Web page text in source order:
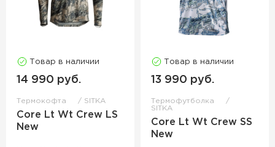
Товар в наличии
14 990 руб.
Термокофта SITKA
Core Lt Wt Crew LS
New
Товар в наличии
13 990 руб.
Термофутболка
SITKA
Core Lt Wt Crew SS
New